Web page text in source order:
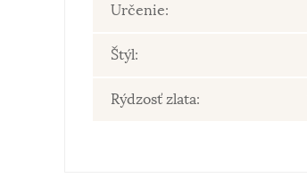
Určenie:
Štýl:
Rýdzosť zlata: